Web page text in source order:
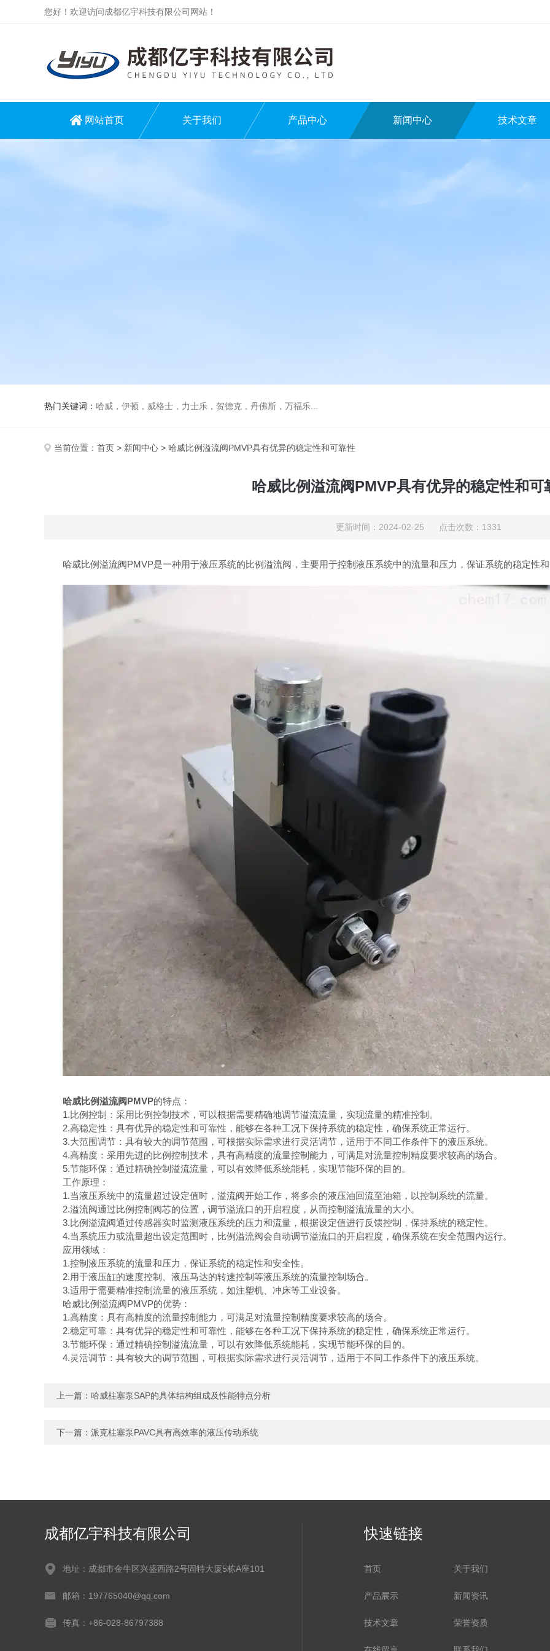
您好！欢迎访问成都亿宇科技有限公司网站！
网站首页 关于我们 产品中心 新闻中心 技术文章
热门关键词： 哈威，伊顿，威格士，力士乐，贺德克，丹佛斯，万福乐...
当前位置： 首页 > 新闻中心 > 哈威比例溢流阀PMVP具有优异的稳定性和可靠性
哈威比例溢流阀PMVP具有优异的稳定性和可
更新时间：2024-02-25 点击次数：1331
哈威比例溢流阀PMVP是一种用于液压系统的比例溢流阀，主要用于控制液压系统中的流量和压力，保证系统的稳定性
哈威比例溢流阀PMVP的特点：
1.比例控制：采用比例控制技术，可以根据需要精确地调节溢流流量，实现流量的精准控制。
2.高稳定性：具有优异的稳定性和可靠性，能够在各种工况下保持系统的稳定性，确保系统正常运行。
3.大范围调节：具有较大的调节范围，可根据实际需求进行灵活调节，适用于不同工作条件下的液压系统。
4.高精度：采用先进的比例控制技术，具有高精度的流量控制能力，可满足对流量控制精度要求较高的场合。
5.节能环保：通过精确控制溢流流量，可以有效降低系统能耗，实现节能环保的目的。
工作原理：
1.当液压系统中的流量超过设定值时，溢流阀开始工作，将多余的液压油回流至油箱，以控制系统的流量。
2.溢流阀通过比例控制阀芯的位置，调节溢流口的开启程度，从而控制溢流流量的大小。
3.比例溢流阀通过传感器实时监测液压系统的压力和流量，根据设定值进行反馈控制，保持系统的稳定性。
4.当系统压力或流量超出设定范围时，比例溢流阀会自动调节溢流口的开启程度，确保系统在安全范围内运行。
应用领域：
1.控制液压系统的流量和压力，保证系统的稳定性和安全性。
2.用于液压缸的速度控制、液压马达的转速控制等液压系统的流量控制场合。
3.适用于需要精准控制流量的液压系统，如注塑机、冲床等工业设备。
哈威比例溢流阀PMVP的优势：
1.高精度：具有高精度的流量控制能力，可满足对流量控制精度要求较高的场合。
2.稳定可靠：具有优异的稳定性和可靠性，能够在各种工况下保持系统的稳定性，确保系统正常运行。
3.节能环保：通过精确控制溢流流量，可以有效降低系统能耗，实现节能环保的目的。
4.灵活调节：具有较大的调节范围，可根据实际需求进行灵活调节，适用于不同工作条件下的液压系统。
上一篇： 哈威柱塞泵SAP的具体结构组成及性能特点分析
下一篇： 派克柱塞泵PAVC具有高效率的液压传动系统
成都亿宇科技有限公司
地址：成都市金牛区兴盛西路2号固特大厦5栋A座101
邮箱：197765040@qq.com
传真：+86-028-86797388
快速链接
首页 关于我们
产品展示 新闻资讯
技术文章 荣誉资质